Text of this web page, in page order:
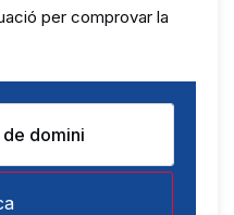
per comprovar la